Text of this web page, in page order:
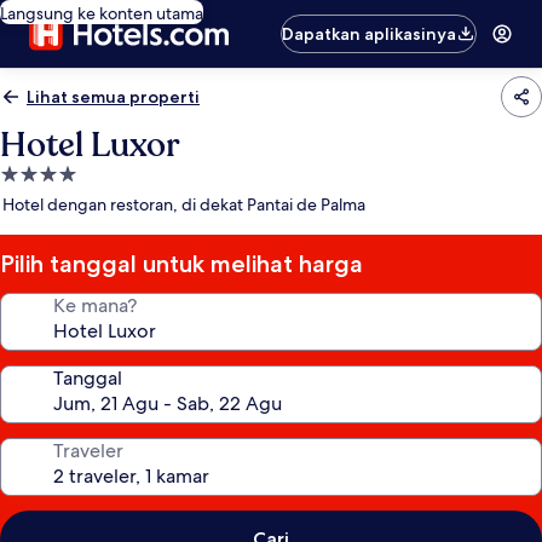
Langsung ke konten utama
Dapatkan aplikasinya
Lihat semua properti
Hotel Luxor
Properti
bintang
Hotel dengan restoran, di dekat Pantai de Palma
Pilih tanggal untuk melihat harga
Ke mana?
Tanggal
Traveler